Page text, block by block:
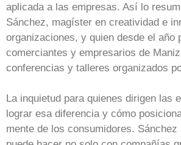
aplicada a las empresas. Así lo
Sánchez, magíster en creatividad e
organizaciones, y quien desde el año
comerciantes y empresarios de
conferencias y talleres organizados
La inquietud para quienes dirigen las
lograr esa diferencia y cómo
mente de los consumidores.